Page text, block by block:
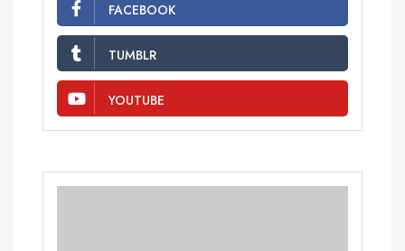
FACEBOOK
TUMBLR
YOUTUBE